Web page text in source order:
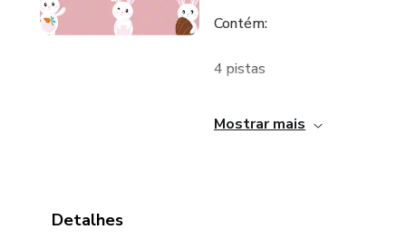
Contém:
4 pistas
1 dica
Mostrar mais
Detalhes